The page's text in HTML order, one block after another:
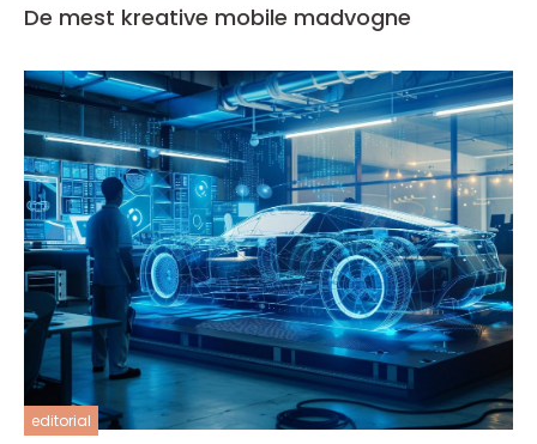
De mest kreative mobile madvogne
editorial